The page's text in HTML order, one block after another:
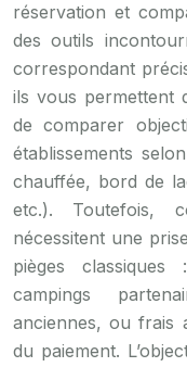
réservation et
des outils
correspondant
ils vous permettent
de comparer
établissements
chauffée, bord de
etc.). Toutefois,
nécessitent une
pièges
campings
anciennes, ou frais
du paiement.